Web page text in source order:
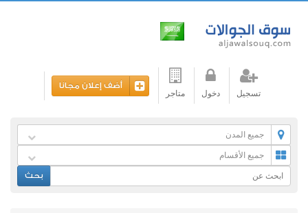
تسجيل دخول متاجر
أضف إعلان مجانا
جميع المدن
جميع الأقسام
بحث